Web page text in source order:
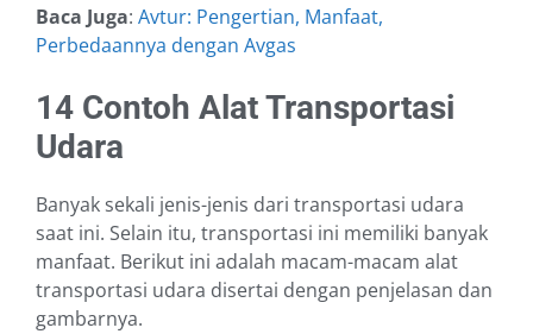
Baca Juga: Avtur: Pengertian, Manfaat,
Perbedaannya dengan Avgas
14 Contoh Alat Transportasi
Udara
Banyak sekali jenis-jenis dari transportasi udara
saat ini. Selain itu, transportasi ini memiliki banyak
manfaat. Berikut ini adalah macam-macam alat
transportasi udara disertai dengan penjelasan dan
gambarnya.